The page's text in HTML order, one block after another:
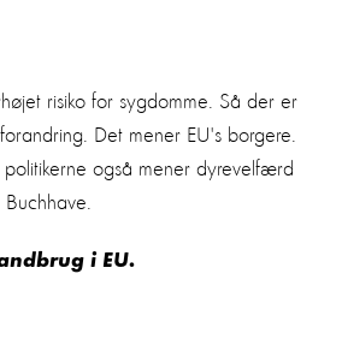
risiko for sygdomme. Så der er
Det mener EU's borgere.
politikerne også mener dyrevelfærd
i EU.